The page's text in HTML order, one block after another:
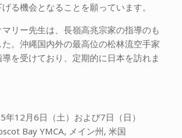
る機会となることを願っています。
リー先生は、長嶺高兆宗家の指導のも
。沖縄国内外の最高位の松林流空手家
を受けており、定期的に日本を訪れま
12月6日（土）および7日（日）
Bay YMCA, メイン州, 米国